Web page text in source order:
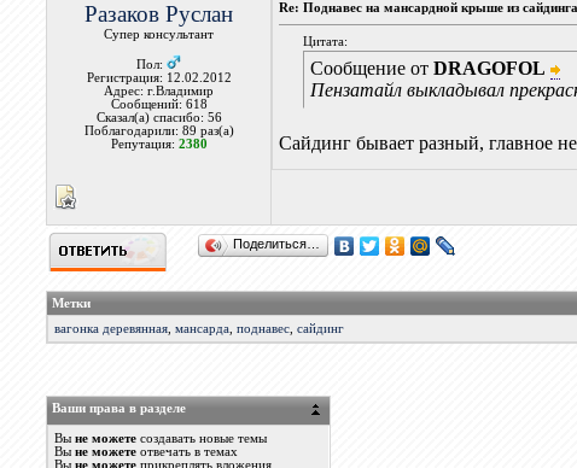
Разаков Руслан
Супер консультант
Пол:
Регистрация: 12.02.2012
Адрес: г.Владимир
Сообщений: 618
Сказал(а) спасибо: 56
Поблагодарили: 89 раз(а)
Репутация: 2380
Re: Поднавес на мансардной крыше из сайдинга
Цитата:
Сообщение отDRAGOFOL
Пензатайл выкладывал
Сайдинг бывает разный, главное
Поделиться…
Метки
вагонка деревянная ,мансарда ,поднавес ,сайдинг
Ваши права в разделе
Выне можете создавать новые темы
Выне можете отвечать в темах
Выне можете прикреплять вложения